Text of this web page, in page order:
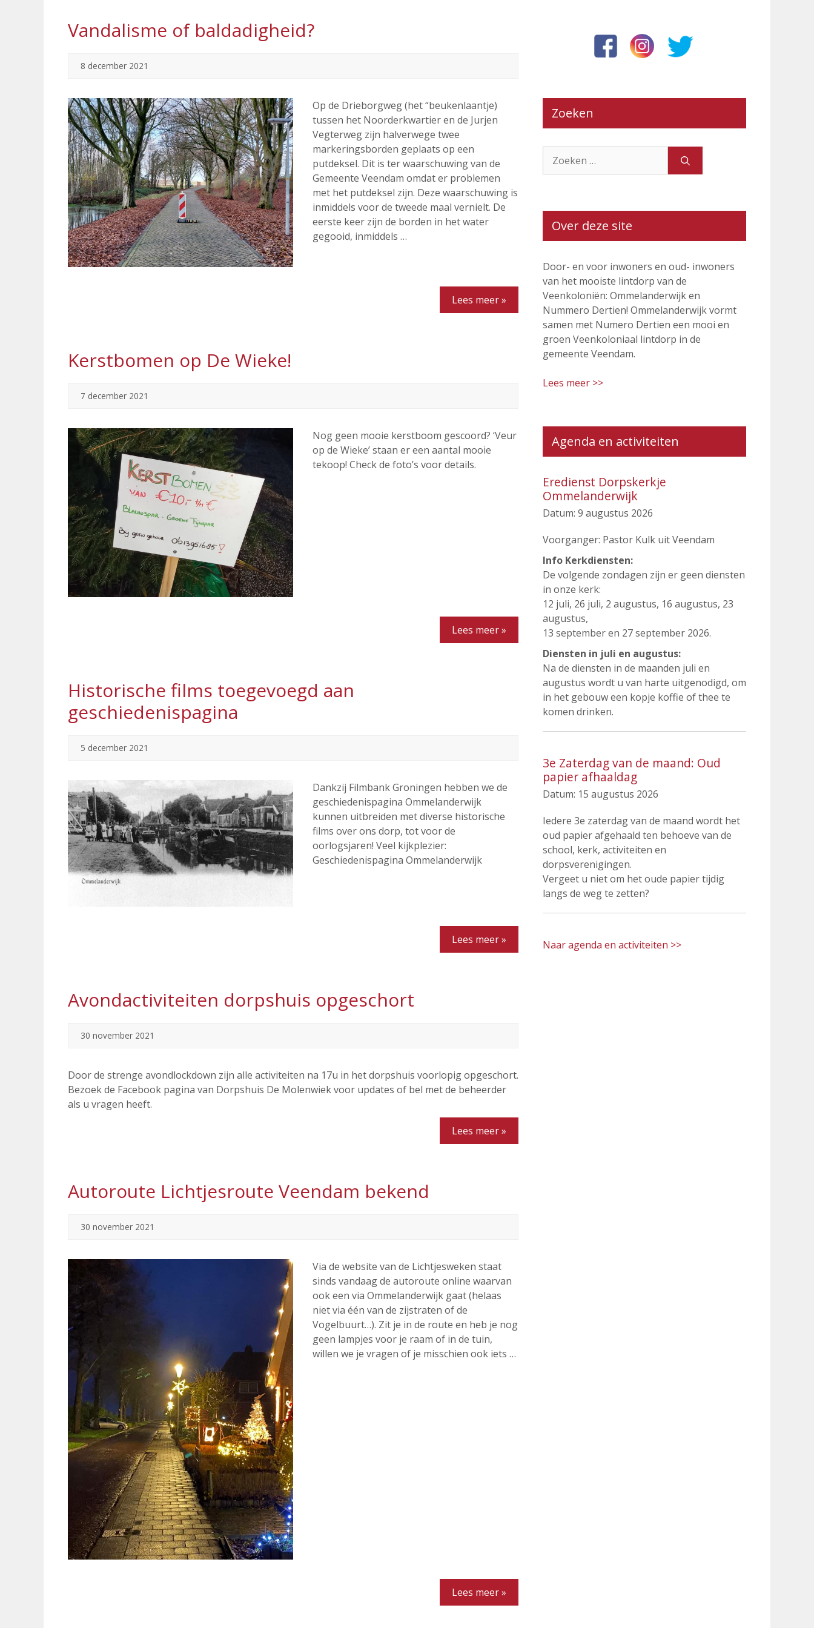
Vandalisme of baldadigheid?
8 december 2021
Op de Drieborgweg (het “beukenlaantje)
tussen het Noorderkwartier en de Jurjen
Vegterweg zijn halverwege twee
markeringsborden geplaats op een
putdeksel. Dit is ter waarschuwing van de
Gemeente Veendam omdat er problemen
met het putdeksel zijn. Deze waarschuwing is
inmiddels voor de tweede maal vernielt. De
eerste keer zijn de borden in het water
gegooid, inmiddels …
Lees meer »
Kerstbomen op De Wieke!
7 december 2021
Nog geen mooie kerstboom gescoord? ‘Veur
op de Wieke’ staan er een aantal mooie
tekoop! Check de foto’s voor details.
Lees meer »
Historische films toegevoegd aan
geschiedenispagina
5 december 2021
Dankzij Filmbank Groningen hebben we de
geschiedenispagina Ommelanderwijk
kunnen uitbreiden met diverse historische
films over ons dorp, tot voor de
oorlogsjaren! Veel kijkplezier:
Geschiedenispagina Ommelanderwijk
Lees meer »
Avondactiviteiten dorpshuis opgeschort
30 november 2021
Door de strenge avondlockdown zijn alle activiteiten na 17u in het dorpshuis voorlopig opgeschort.
Bezoek de Facebook pagina van Dorpshuis De Molenwiek voor updates of bel met de beheerder
als u vragen heeft.
Lees meer »
Autoroute Lichtjesroute Veendam bekend
30 november 2021
Via de website van de Lichtjesweken staat
sinds vandaag de autoroute online waarvan
ook een via Ommelanderwijk gaat (helaas
niet via één van de zijstraten of de
Vogelbuurt…). Zit je in de route en heb je nog
geen lampjes voor je raam of in de tuin,
willen we je vragen of je misschien ook iets …
Lees meer »
Zoeken
naar:
Over deze site
Door- en voor inwoners en oud- inwoners
van het mooiste lintdorp van de
Veenkoloniën: Ommelanderwijk en
Nummero Dertien! Ommelanderwijk vormt
samen met Numero Dertien een mooi en
groen Veenkoloniaal lintdorp in de
gemeente Veendam.
Lees meer >>
Agenda en activiteiten
Eredienst Dorpskerkje
Ommelanderwijk
Datum: 9 augustus 2026
Voorganger: Pastor Kulk uit Veendam
Info Kerkdiensten:
De volgende zondagen zijn er geen diensten
in onze kerk:
12 juli, 26 juli, 2 augustus, 16 augustus, 23
augustus,
13 september en 27 september 2026.
Diensten in juli en augustus:
Na de diensten in de maanden juli en
augustus wordt u van harte uitgenodigd, om
in het gebouw een kopje koffie of thee te
komen drinken.
3e Zaterdag van de maand: Oud
papier afhaaldag
Datum: 15 augustus 2026
Iedere 3e zaterdag van de maand wordt het
oud papier afgehaald ten behoeve van de
school, kerk, activiteiten en
dorpsverenigingen.
Vergeet u niet om het oude papier tijdig
langs de weg te zetten?
Naar agenda en activiteiten >>